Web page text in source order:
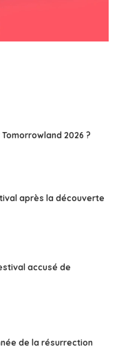
2026 ?
après la découverte
accusé de
de la résurrection